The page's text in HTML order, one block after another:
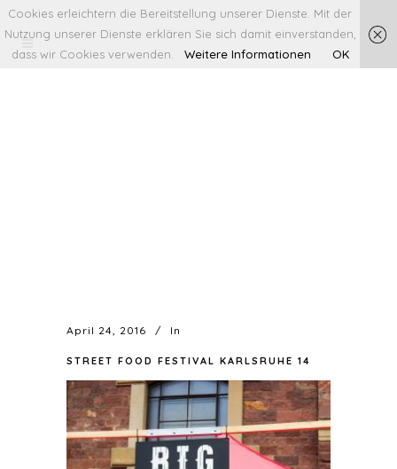
April 24, 2016 In
STREET FOOD FESTIVAL KARLSRUHE 14
Cookies erleichtern die Bereitstellung unserer Dienste. Mit der
Nutzung unserer Dienste erklären Sie sich damit einverstanden,
dass wir Cookies verwenden.
Weitere Informationen OK